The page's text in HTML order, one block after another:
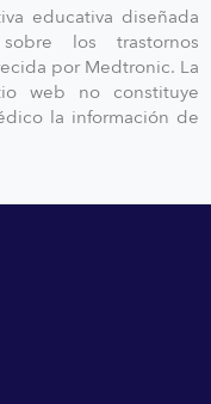
educativa diseñada
los trastornos
por Medtronic. La
web no constituye
la información de